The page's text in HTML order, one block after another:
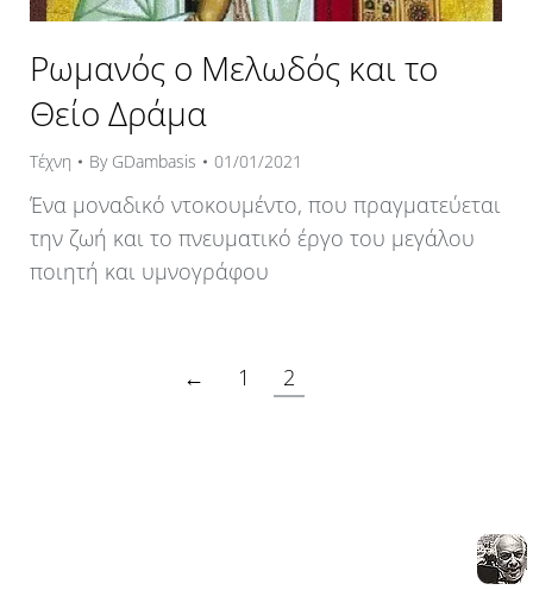
Ρωμανός ο Μελωδός και το
Θείο Δράμα
Τέχνη By GDambasis 01/01/2021
Ένα μοναδικό ντοκουμέντο, που πραγματεύεται
την ζωή και το πνευματικό έργο του μεγάλου
ποιητή και υμνογράφου
← 1 2